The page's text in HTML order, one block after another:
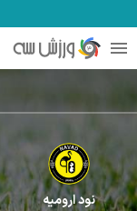
نود ارومیه